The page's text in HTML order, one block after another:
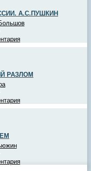
А.С.ПУШКИН
РАЗЛОМ